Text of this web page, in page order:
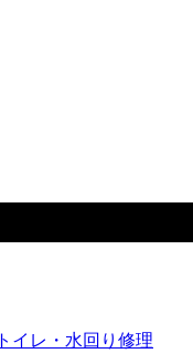
トイレ・水回り修理